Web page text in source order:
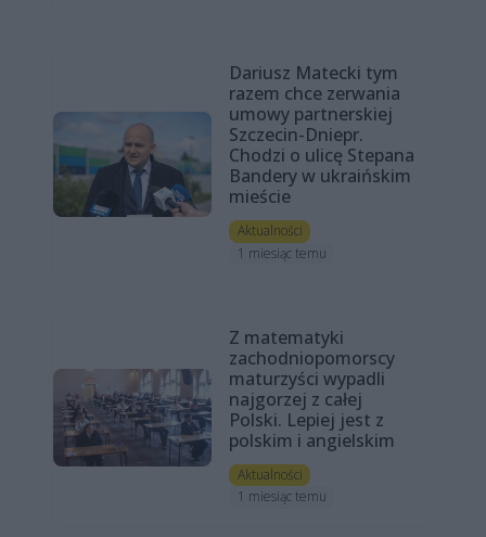
Dariusz Matecki tym
razem chce zerwania
umowy partnerskiej
Szczecin-Dniepr.
Chodzi o ulicę Stepana
Bandery w ukraińskim
mieście
Aktualności
1 miesiąc temu
Z matematyki
zachodniopomorscy
maturzyści wypadli
najgorzej z całej
Polski. Lepiej jest z
polskim i angielskim
Aktualności
1 miesiąc temu